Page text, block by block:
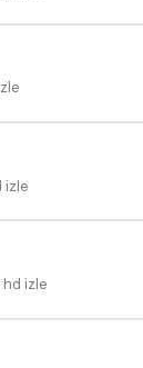
izle
hd izle